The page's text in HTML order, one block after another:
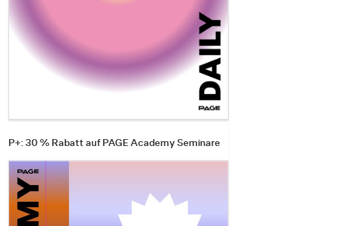
P+: 30 % Rabatt auf PAGE Academy Seminare